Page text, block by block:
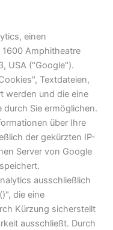
einen
1600 Amphitheatre
USA ("Google").
Textdateien,
werden und die eine
durch Sie ermöglichen.
über Ihre
der gekürzten IP-
Server von Google
ausschließlich
die eine
Kürzung sicherstellt
ausschließt. Durch